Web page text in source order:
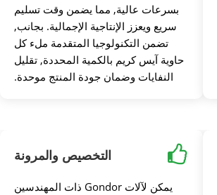
بسرعات عالية, مما يضمن وقت تسليم
سريع ويعزز الإنتاجية الإجمالية. بجانب,
تضمن التكنولوجيا المتقدمة ملء كل
حاوية آيس كريم بالكمية المحددة, تقليل
النفايات وضمان جودة المنتج موحدة.
التخصيص والمرونة
يمكن لآلات Gondor ذات المهندسين